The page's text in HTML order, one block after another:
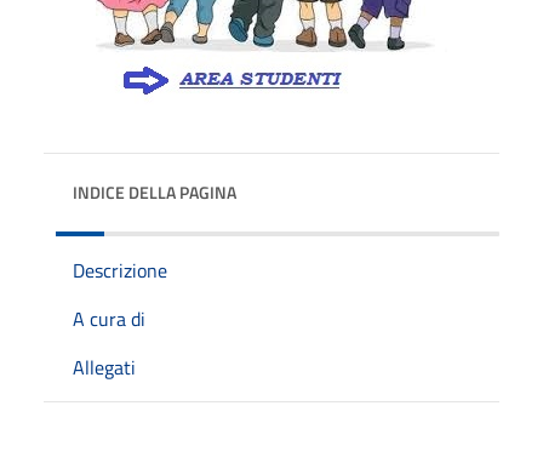
INDICE DELLA PAGINA
Descrizione
A cura di
Allegati